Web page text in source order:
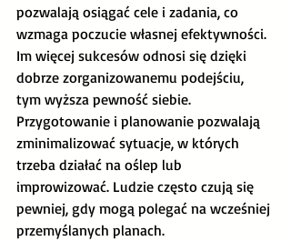
pozwalają osiągać cele i zadania, co
wzmaga poczucie własnej efektywności.
Im więcej sukcesów odnosi się dzięki
dobrze zorganizowanemu podejściu,
tym wyższa pewność siebie.
Przygotowanie i planowanie pozwalają
zminimalizować sytuacje, w których
trzeba działać na oślep lub
improwizować. Ludzie często czują się
pewniej, gdy mogą polegać na wcześniej
przemyślanych planach.